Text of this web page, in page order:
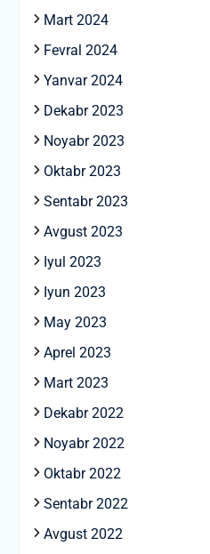
Mart 2024
Fevral 2024
Yanvar 2024
Dekabr 2023
Noyabr 2023
Oktabr 2023
Sentabr 2023
Avgust 2023
Iyul 2023
Iyun 2023
May 2023
Aprel 2023
Mart 2023
Dekabr 2022
Noyabr 2022
Oktabr 2022
Sentabr 2022
Avgust 2022